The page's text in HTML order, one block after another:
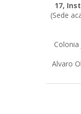
17,
(Sede
Colonia
Alvaro